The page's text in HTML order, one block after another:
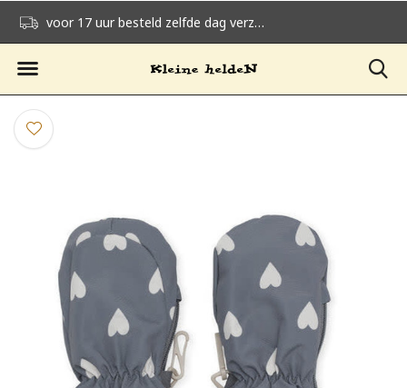
voor 17 uur besteld zelfde dag verzonden